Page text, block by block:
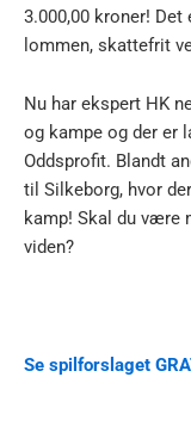
3.000,00 kroner!
lommen, skattefrit
Nu har ekspert HK
og kampe og der er
Oddsprofit. Blandt
til Silkeborg, hvor
kamp! Skal du være
viden?
Se spilforslaget